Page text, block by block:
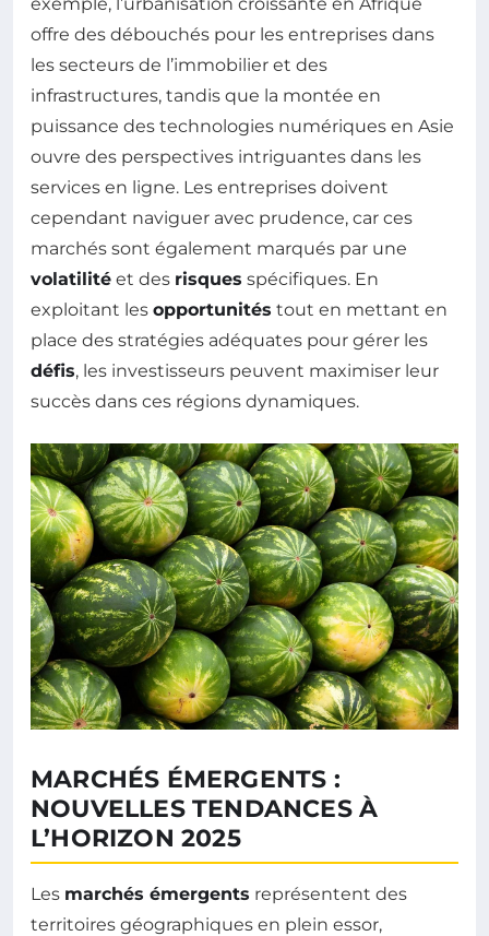
exemple, l’urbanisation croissante en Afrique
offre des débouchés pour les entreprises dans
les secteurs de l’immobilier et des
infrastructures, tandis que la montée en
puissance des technologies numériques en Asie
ouvre des perspectives intriguantes dans les
services en ligne. Les entreprises doivent
cependant naviguer avec prudence, car ces
marchés sont également marqués par une
volatilité et des risques spécifiques. En
exploitant les opportunités tout en mettant en
place des stratégies adéquates pour gérer les
défis, les investisseurs peuvent maximiser leur
succès dans ces régions dynamiques.
MARCHÉS ÉMERGENTS :
NOUVELLES TENDANCES À
L’HORIZON 2025
Les marchés émergents représentent des
territoires géographiques en plein essor,